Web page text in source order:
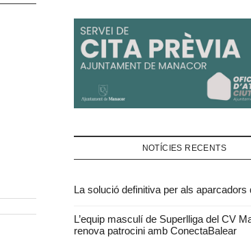
NOTÍCIES RECENTS
La solució definitiva per als aparcadors
L’equip masculí de Superlliga del CV
renova patrocini amb ConectaBalear